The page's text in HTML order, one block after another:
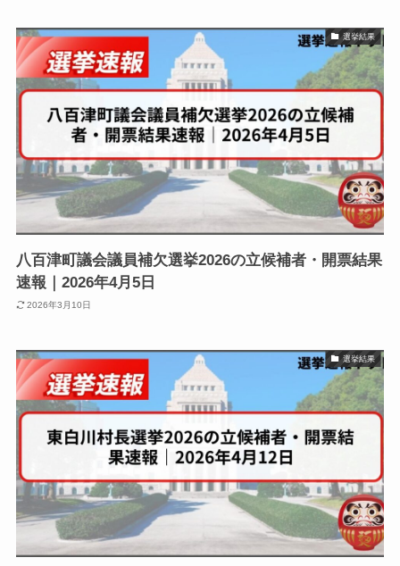
選挙結果
八百津町議会議員補欠選挙2026の立候補者・開票結果
速報｜2026年4月5日
2026年3月10日
選挙結果